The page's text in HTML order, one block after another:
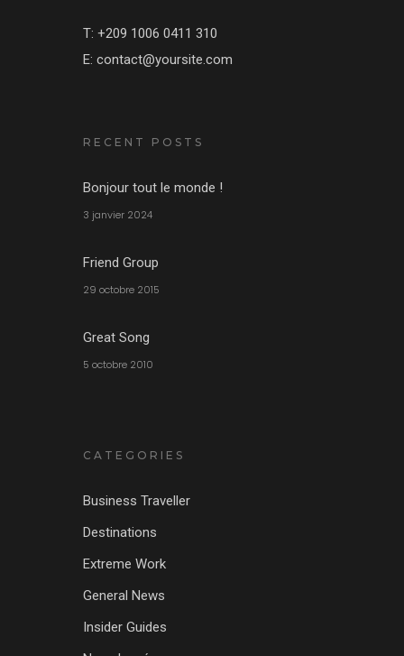
T: +209 1006 0411 310
E: contact@yoursite.com
RECENT POSTS
Bonjour tout le monde !
3 janvier 2024
Friend Group
29 octobre 2015
Great Song
5 octobre 2010
CATEGORIES
Business Traveller
Destinations
Extreme Work
General News
Insider Guides